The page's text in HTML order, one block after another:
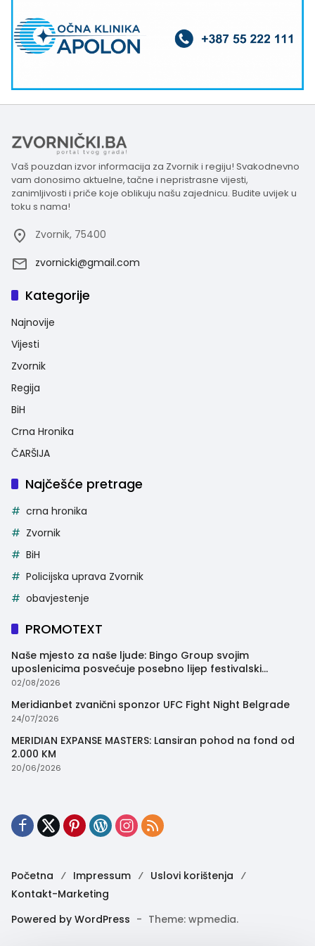
Vaš pouzdan izvor informacija za Zvornik i regiju! Svakodnevno
vam donosimo aktuelne, tačne i nepristrasne vijesti,
zanimljivosti i priče koje oblikuju našu zajednicu. Budite uvijek u
toku s nama!
Zvornik, 75400
zvornicki@gmail.com
Kategorije
Najnovije
Vijesti
Zvornik
Regija
BiH
Crna Hronika
ČARŠIJA
Najčešće pretrage
crna hronika
Zvornik
BiH
Policijska uprava Zvornik
obavjestenje
PROMOTEXT
Naše mjesto za naše ljude: Bingo Group svojim
uposlenicima posvećuje posebno lijep festivalski
trenutak
02/08/2026
Meridianbet zvanični sponzor UFC Fight Night Belgrade
24/07/2026
MERIDIAN EXPANSE MASTERS: Lansiran pohod na fond od
2.000 KM
20/06/2026
Početna Impressum
Uslovi korištenja
Kontakt-Marketing
Powered by WordPress - Theme: wpmedia.